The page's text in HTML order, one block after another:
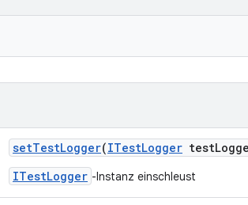
setTestLogger(ITestLogger test
ITestLogger -Instanz einschleust